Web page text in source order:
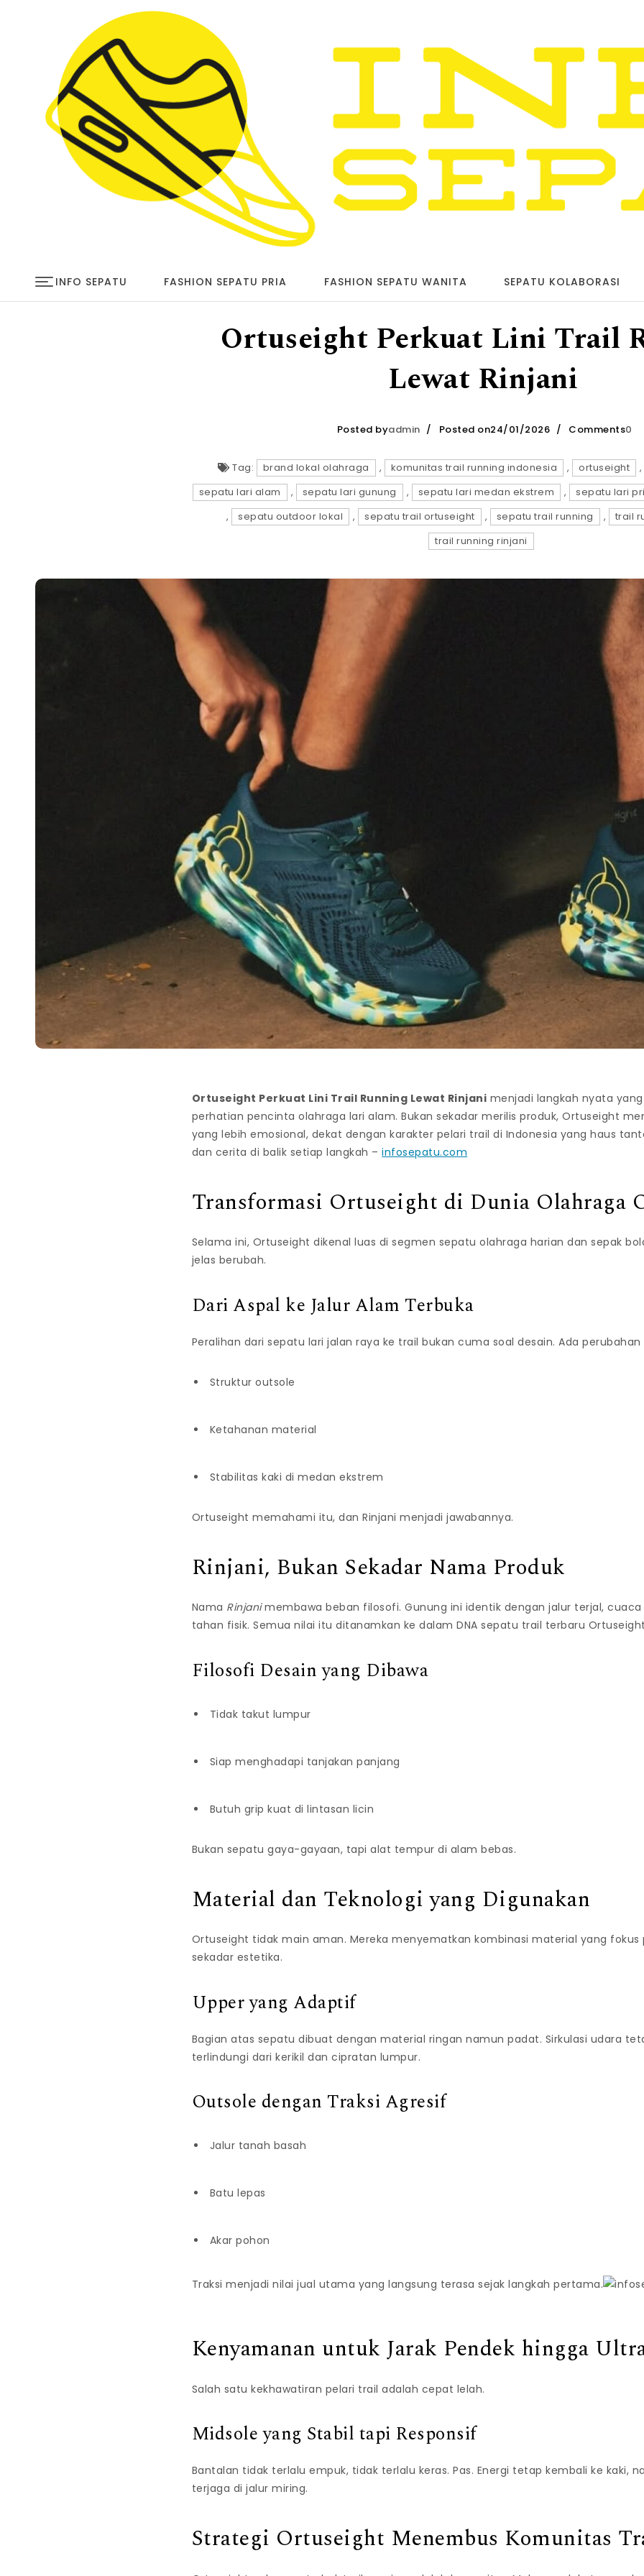
INFO SEPATU FASHION SEPATU PRIA FASHION SEPATU WANITA SEPATU KOLABORASI
Ortuseight Perkuat Lini Trail
Lewat Rinjani
Posted byadmin Posted on24/01/2026 Comments0
Tag: brand lokal olahraga , komunitas trail running indonesia , ortuseight
sepatu lari alam
, sepatu lari gunung , sepatu lari medan ekstrem ,
sepatu lari
,
sepatu outdoor lokal , sepatu trail ortuseight , sepatu trail running ,
trail
trail running rinjani
Ortuseight Perkuat Lini Trail Running Lewat Rinjani menjadi langkah nyata
perhatian pencinta olahraga lari alam. Bukan sekadar merilis produk, Ortuseight
yang lebih emosional, dekat dengan karakter pelari trail di Indonesia yang haus
dan cerita di balik setiap langkah –infosepatu.com
Transformasi Ortuseight di Dunia Olahraga
Selama ini, Ortuseight dikenal luas di segmen sepatu olahraga harian dan sepak
jelas berubah.
Dari Aspal ke Jalur Alam Terbuka
Peralihan dari sepatu lari jalan raya ke trail bukan cuma soal desain. Ada
Struktur outsole
Ketahanan material
Stabilitas kaki di medan ekstrem
Ortuseight memahami itu, dan Rinjani menjadi jawabannya.
Rinjani, Bukan Sekadar Nama Produk
Nama Rinjanimembawa beban filosofi. Gunung ini identik dengan jalur terjal,
tahan fisik. Semua nilai itu ditanamkan ke dalam DNA sepatu trail terbaru
Filosofi Desain yang Dibawa
Tidak takut lumpur
Siap menghadapi tanjakan panjang
Butuh grip kuat di lintasan licin
Bukan sepatu gaya-gayaan, tapi alat tempur di alam bebas.
Material dan Teknologi yang Digunakan
Ortuseight tidak main aman. Mereka menyematkan kombinasi material yang fokus
sekadar estetika.
Upper yang Adaptif
Bagian atas sepatu dibuat dengan material ringan namun padat. Sirkulasi udara
terlindungi dari kerikil dan cipratan lumpur.
Outsole dengan Traksi Agresif
Jalur tanah basah
Batu lepas
Akar pohon
Traksi menjadi nilai jual utama yang langsung terasa sejak langkah pertama.
Kenyamanan untuk Jarak Pendek hingga
Salah satu kekhawatiran pelari trail adalah cepat lelah.
Midsole yang Stabil tapi Responsif
Bantalan tidak terlalu empuk, tidak terlalu keras. Pas. Energi tetap kembali ke kaki,
terjaga di jalur miring.
Strategi Ortuseight Menembus Komunitas